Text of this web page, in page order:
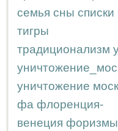
семья сны списки
тигры
традиционализм
уничтожение
фа флоренция-
венеция форизмы